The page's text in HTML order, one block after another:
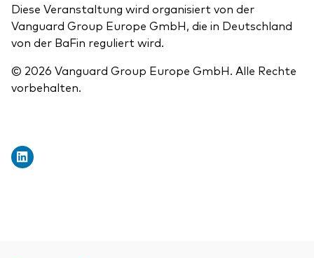
Diese Veranstaltung wird organisiert von der
Vanguard Group Europe GmbH, die in Deutschland
von der BaFin reguliert wird.
© 2026 Vanguard Group Europe GmbH. Alle Rechte
vorbehalten.